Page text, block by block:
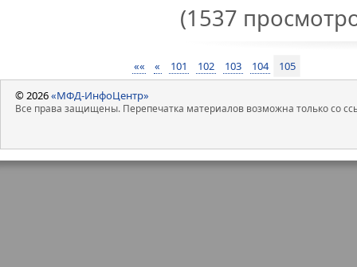
(1537
«« « 101 102 103 104 105
© 2026«МФД-ИнфоЦентр»
Все права защищены. Перепечатка материалов возможна только со